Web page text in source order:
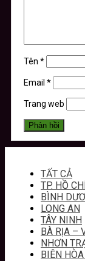
Tên *
Email *
Trang web
TẤT CẢ
TP. HỒ
BÌNH
LONG AN
TÂY NINH
BÀ RỊA –
NHƠN
BIÊN